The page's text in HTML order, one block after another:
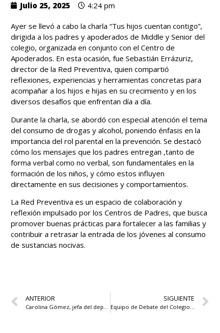
Julio 25, 2025 4:24 pm
Ayer se llevó a cabo la charla “Tus hijos cuentan contigo”,
dirigida a los padres y apoderados de Middle y Senior del
colegio, organizada en conjunto con el Centro de
Apoderados. En esta ocasión, fue Sebastián Errázuriz,
director de la Red Preventiva, quien compartió
reflexiones, experiencias y herramientas concretas para
acompañar a los hijos e hijas en su crecimiento y en los
diversos desafíos que enfrentan día a día.
Durante la charla, se abordó con especial atención el tema
del consumo de drogas y alcohol, poniendo énfasis en la
importancia del rol parental en la prevención. Se destacó
cómo los mensajes que los padres entregan ,tanto de
forma verbal como no verbal, son fundamentales en la
formación de los niños, y cómo estos influyen
directamente en sus decisiones y comportamientos.
La Red Preventiva es un espacio de colaboración y
reflexión impulsado por los Centros de Padres, que busca
promover buenas prácticas para fortalecer a las familias y
contribuir a retrasar la entrada de los jóvenes al consumo
de sustancias nocivas.
ANTERIOR
Carolina Gómez, jefa del departamento de Historia, participó del IB Global Conference
SIGUIENTE
Equipo de Debate del Colegio obtiene tercer lugar en final regional del Torneo Delibera 2025